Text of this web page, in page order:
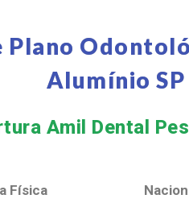
Plano
Alumínio SP
Amil Dental
Física